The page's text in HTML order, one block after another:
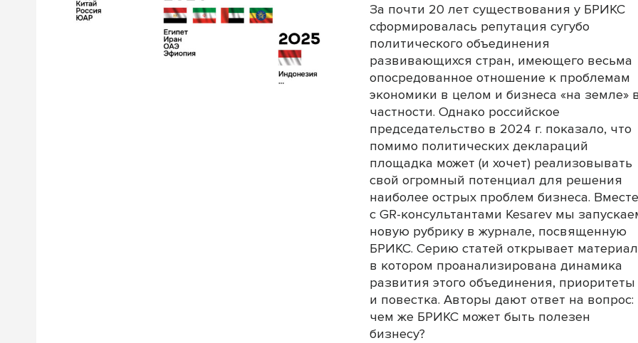
За почти 20 лет существования у БРИКС
сформировалась репутация сугубо
политического объединения
развивающихся стран, имеющего весьма
опосредованное отношение к проблемам
экономики в целом и бизнеса «на земле»
частности. Однако российское
председательство в 2024 г. показало, что
помимо политических деклараций
площадка может (и хочет) реализовывать
свой огромный потенциал для решения
наиболее острых проблем бизнеса. Вместе
с GR-консультантами Kesarev мы
новую рубрику в журнале, посвященную
БРИКС. Серию статей открывает
в котором проанализирована динамика
развития этого объединения, приоритеты
и повестка. Авторы дают ответ на вопрос:
чем же БРИКС может быть полезен
бизнесу?